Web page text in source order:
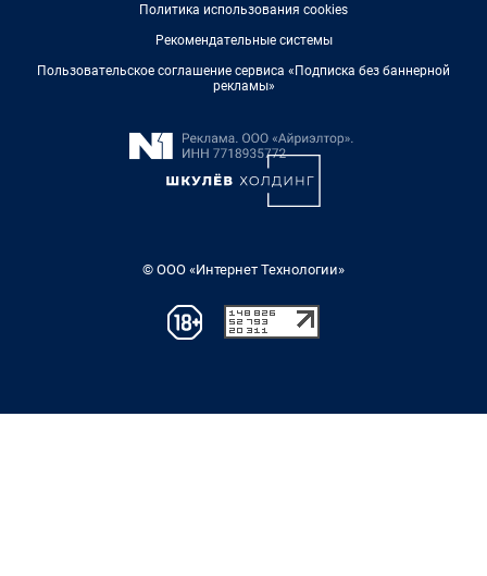
Политика использования cookies
Рекомендательные системы
Пользовательское соглашение сервиса «Подписка без баннерной
рекламы»
© ООО «Интернет Технологии»